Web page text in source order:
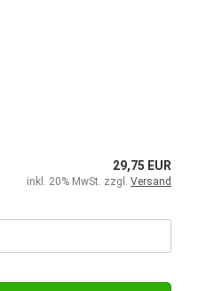
29,75 EUR
inkl. 20% MwSt. zzgl. Versand